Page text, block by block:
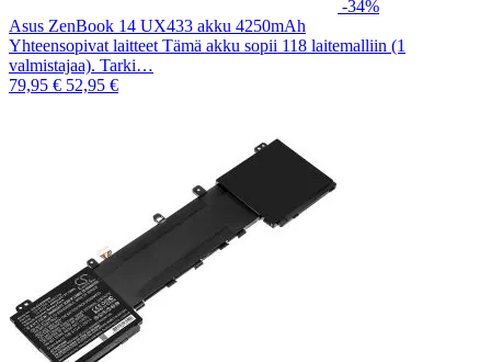
-34%
Asus ZenBook 14 UX433 akku 4250mAh
Yhteensopivat laitteet Tämä akku sopii 118 laitemalliin (1
valmistajaa). Tarki…
79,95 € 52,95 €